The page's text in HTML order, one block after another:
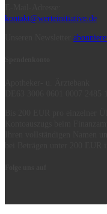
kontakt@werteinitiative.de